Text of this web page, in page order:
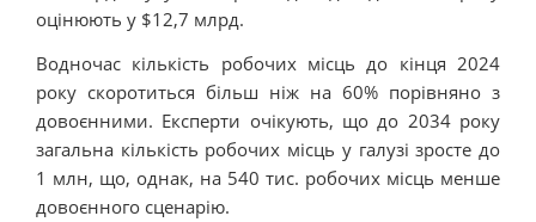
оцінюють у $12,7 млрд.
Водночас кількість робочих місць до кінця 2024
року скоротиться більш ніж на 60% порівняно з
довоєнними. Експерти очікують, що до 2034 року
загальна кількість робочих місць у галузі зросте до
1 млн, що, однак, на 540 тис. робочих місць менше
довоєнного сценарію.